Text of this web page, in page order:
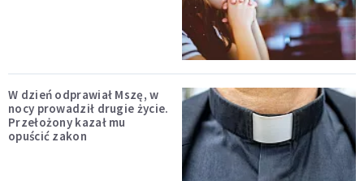
W dzień odprawiał Mszę, w
nocy prowadził drugie życie.
Przełożony kazał mu
opuścić zakon